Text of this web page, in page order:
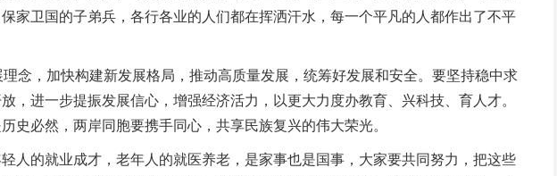
家卫国的子弟兵，各行各业的人们都在挥洒汗水，每一个平凡的人都作出了不平
，加快构建新发展格局，推动高质量发展，统筹好发展和安全。要坚持稳中求
进一步提振发展信心，增强经济活力，以更大力度办教育、兴科技、育人才。
必然，两岸同胞要携手同心，共享民族复兴的伟大荣光。
的就业成才，老年人的就医养老，是家事也是国事，大家要共同努力，把这些